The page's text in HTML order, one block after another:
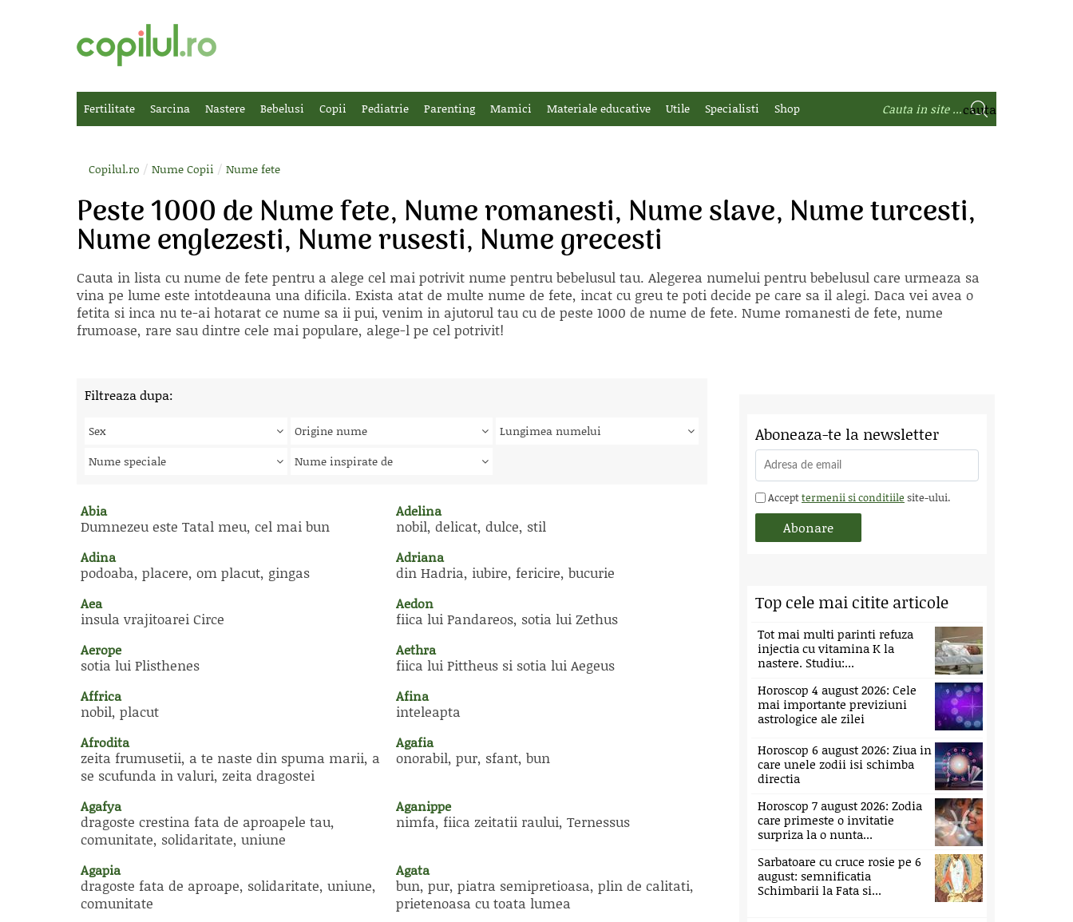
Fertilitate Sarcina Nastere Bebelusi Copii Pediatrie Parenting Mamici Materiale educative Utile Specialisti Shop
Copilul.ro / Nume Copii / Nume fete
Peste 1000 de Nume fete, Nume romanesti, Nume slave, Nume turcesti,
Nume englezesti, Nume rusesti, Nume grecesti
Cauta in lista cu nume de fete pentru a alege cel mai potrivit nume pentru bebelusul tau. Alegerea numelui pentru bebelusul care urmeaza sa
vina pe lume este intotdeauna una dificila. Exista atat de multe nume de fete, incat cu greu te poti decide pe care sa il alegi. Daca vei avea o
fetita si inca nu te-ai hotarat ce nume sa ii pui, venim in ajutorul tau cu de peste 1000 de nume de fete. Nume romanesti de fete, nume
frumoase, rare sau dintre cele mai populare, alege-l pe cel potrivit!
Filtreaza dupa:
Sex Origine nume
Lungimea numelui
Nume speciale
Nume inspirate de
Abia
Dumnezeu este Tatal meu, cel mai bun
Adelina
nobil, delicat, dulce, stil
Adina
podoaba, placere, om placut, gingas
Adriana
din Hadria, iubire, fericire, bucurie
Aea
insula vrajitoarei Circe
Aedon
fiica lui Pandareos, sotia lui Zethus
Aerope
sotia lui Plisthenes
Aethra
fiica lui Pittheus si sotia lui Aegeus
Affrica
nobil, placut
Afina
inteleapta
Afrodita
zeita frumusetii, a te naste din spuma marii, a
se scufunda in valuri, zeita dragostei
Agafia
onorabil, pur, sfant, bun
Agafya
dragoste crestina fata de aproapele tau,
comunitate, solidaritate, uniune
Aganippe
nimfa, fiica zeitatii raului, Ternessus
Agapia
dragoste fata de aproape, solidaritate, uniune,
comunitate
Agata
bun, pur, piatra semipretioasa, plin de calitati,
prietenoasa cu toata lumea
Aboneaza-te la newsletter
Accepttermenii si conditiile site-ului.
Top cele mai citite articole
Tot mai multi parinti refuza
injectia cu vitamina K la
nastere. Studiu:...
Horoscop 4 august 2026: Cele
mai importante previziuni
astrologice ale zilei
Horoscop 6 august 2026: Ziua in
care unele zodii isi schimba
directia
Horoscop 7 august 2026: Zodia
care primeste o invitatie
surpriza la o nunta...
Sarbatoare cu cruce rosie pe 6
august: semnificatia
Schimbarii la Fata si...